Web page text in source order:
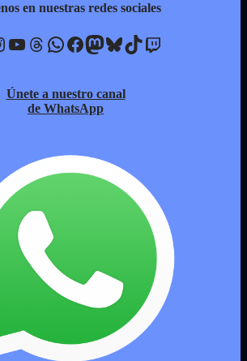
en nuestras redes sociales
YouTube Threads WhatsApp Facebook Mastodon Bluesky TikTok Twitch
Únete a nuestro canal
de WhatsApp